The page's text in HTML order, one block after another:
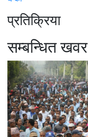
प्रतिक्रिया
सम्बन्धित खवर